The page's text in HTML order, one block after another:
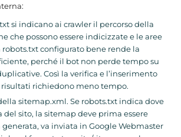
si indicano ai crawler il percorso della
che possono essere indicizzate e le aree
robots.txt configurato bene rende la
perché il bot non perde tempo su
Così la verifica e l’inserimento
richiedono meno tempo.
sitemap.xml. Se robots.txt indica dove
del sito, la sitemap deve prima essere
generata, va inviata in Google Webmaster